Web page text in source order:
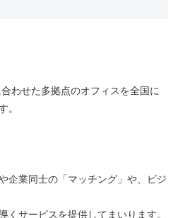
わせた多拠点のオフィスを全国に
。
企業同士の「マッチング」や、ビジ
サービスを提供してまいります。